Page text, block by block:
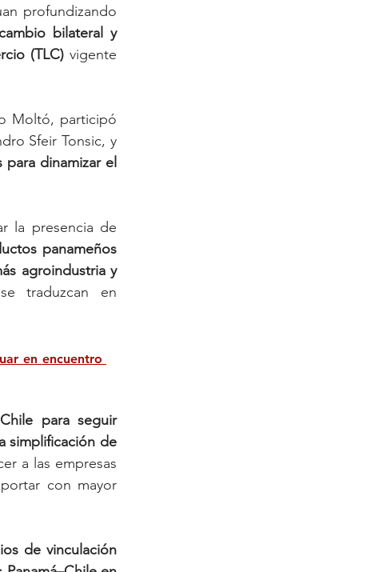
profundizando
bilateral y
(TLC) vigente
Moltó, participó
Sfeir Tonsic, y
dinamizar el
la presencia de
panameños
agroindustria y
traduzcan en
en encuentro
para seguir
simplificación de
a las empresas
con mayor
de vinculación